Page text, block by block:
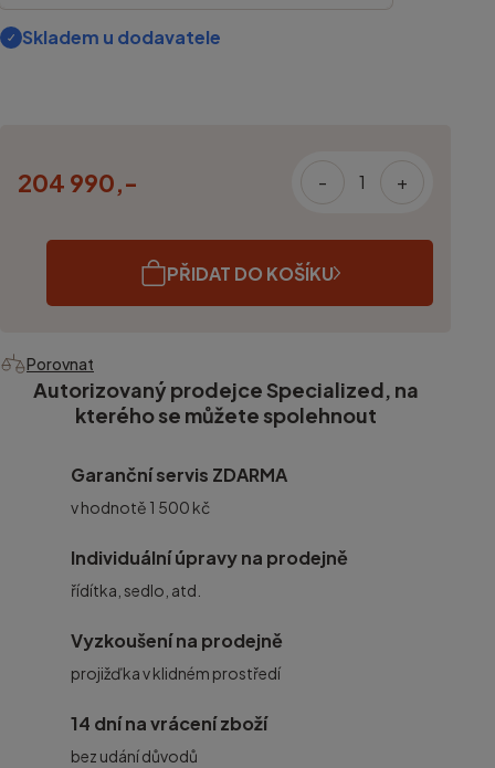
Skladem u dodavatele
204 990,- - +
PŘIDAT DO KOŠÍKU
Porovnat
Autorizovaný prodejce Specialized, na
kterého se můžete spolehnout
Garanční servis ZDARMA
v hodnotě 1 500 kč
Individuální úpravy na prodejně
řídítka, sedlo, atd.
Vyzkoušení na prodejně
projižďka v klidném prostředí
14 dní na vrácení zboží
bez udání důvodů